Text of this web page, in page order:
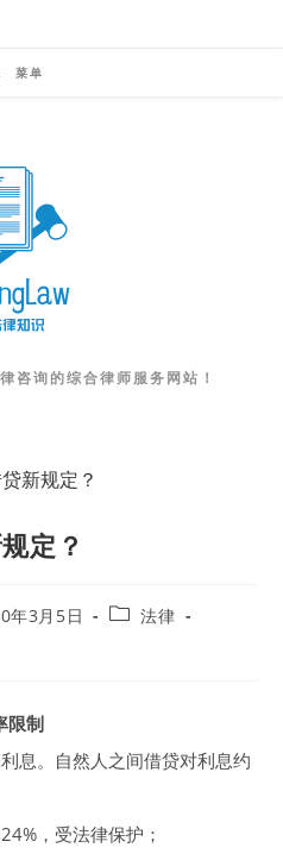
菜单
咨询的综合律师服务网站！
新规定？
定？
年3月5日
Post法律
限制
息。自然人之间借贷对利息约
，受法律保护；